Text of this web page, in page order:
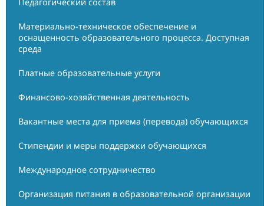
Материально-техническое обеспечение и
оснащенность образовательного процесса. Доступная
среда
Платные образовательные услуги
Финансово-хозяйственная деятельность
Вакантные места для приема (перевода) обучающихся
Стипендии и меры поддержки обучающихся
Международное сотрудничество
Организация питания в образовательной организации